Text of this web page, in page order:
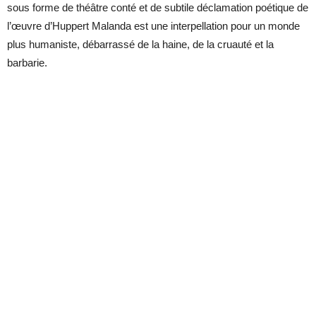
sous forme de théâtre conté et de subtile déclamation poétique de
l’œuvre d’Huppert Malanda est une interpellation pour un monde
plus humaniste, débarrassé de la haine, de la cruauté et la
barbarie.